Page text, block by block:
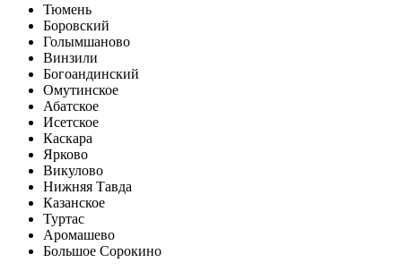
Тюмень
Боровский
Голымшаново
Винзили
Богоандинский
Омутинское
Абатское
Исетское
Каскара
Ярково
Викулово
Нижняя Тавда
Казанское
Туртас
Аромашево
Большое Сорокино